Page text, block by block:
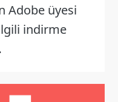
Adobe üyesi
indirme